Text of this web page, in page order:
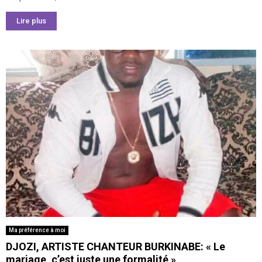
Lire plus
Ma préférence à moi
DJOZI, ARTISTE CHANTEUR BURKINABE: « Le
mariage, c’est juste une formalité »